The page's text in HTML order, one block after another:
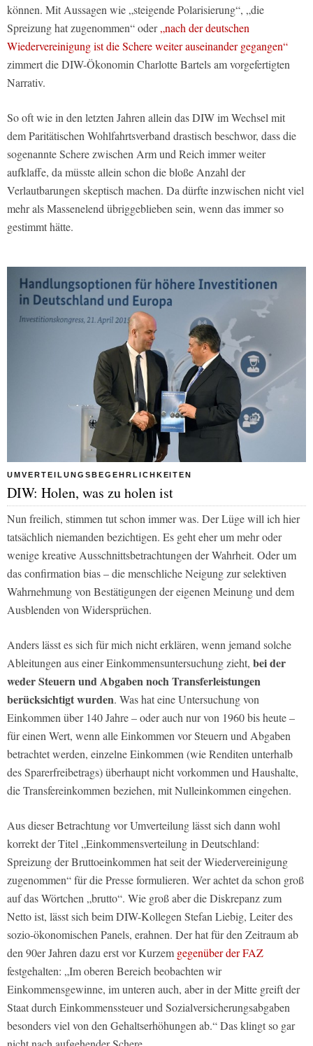
können. Mit Aussagen wie „steigende Polarisierung“, „die
Spreizung hat zugenommen“ oder„nach der deutschen
Wiedervereinigung ist die Schere weiter auseinander gegangen“
zimmert die DIW-Ökonomin Charlotte Bartels am vorgefertigten
Narrativ.
So oft wie in den letzten Jahren allein das DIW im Wechsel mit
dem Paritätischen Wohlfahrtsverband drastisch beschwor, dass die
sogenannte Schere zwischen Arm und Reich immer weiter
aufklaffe, da müsste allein schon die bloße Anzahl der
Verlautbarungen skeptisch machen. Da dürfte inzwischen nicht viel
mehr als Massenelend übriggeblieben sein, wenn das immer so
gestimmt hätte.
UMVERTEILUNGSBEGEHRLICHKEITEN
DIW: Holen, was zu holen ist
Nun freilich, stimmen tut schon immer was. Der Lüge will ich hier
tatsächlich niemanden bezichtigen. Es geht eher um mehr oder
wenige kreative Ausschnittsbetrachtungen der Wahrheit. Oder um
dasconfirmation bias– die menschliche Neigung zur selektiven
Wahrnehmung von Bestätigungen der eigenen Meinung und dem
Ausblenden von Widersprüchen.
Anders lässt es sich für mich nicht erklären, wenn jemand solche
Ableitungen aus einer Einkommensuntersuchung zieht, bei der
weder Steuern und Abgaben noch Transferleistungen
berücksichtigt wurden. Was hat eine Untersuchung von
Einkommen über 140 Jahre – oder auch nur von 1960 bis heute –
für einen Wert, wenn alle Einkommen vor Steuern und Abgaben
betrachtet werden, einzelne Einkommen (wie Renditen unterhalb
des Sparerfreibetrags) überhaupt nicht vorkommen und Haushalte,
die Transfereinkommen beziehen, mit Nulleinkommen eingehen.
Aus dieser Betrachtung vor Umverteilung lässt sich dann wohl
korrekt der Titel „Einkommensverteilung in Deutschland:
Spreizung der Bruttoeinkommen hat seit der Wiedervereinigung
zugenommen“ für die Presse formulieren. Wer achtet da schon groß
auf das Wörtchen „brutto“. Wie groß aber die Diskrepanz zum
Netto ist, lässt sich beim DIW-Kollegen Stefan Liebig, Leiter des
sozio-ökonomischen Panels, erahnen. Der hat für den Zeitraum ab
den 90er Jahren dazu erst vor Kurzem gegenüber der FAZ
festgehalten: „Im oberen Bereich beobachten wir
Einkommensgewinne, im unteren auch, aber in der Mitte greift der
Staat durch Einkommenssteuer und Sozialversicherungsabgaben
besonders viel von den Gehaltserhöhungen ab.“ Das klingt so gar